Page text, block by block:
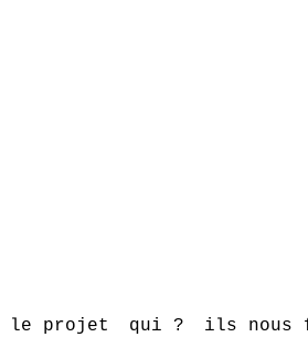
le projet qui ? ils nous